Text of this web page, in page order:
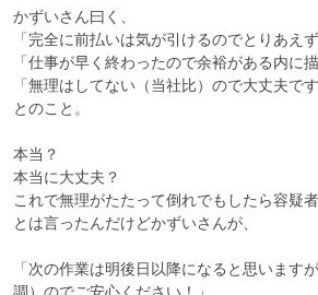
かずいさん曰く、
「完全に前払いは気が引けるのでとりあえ
「仕事が早く終わったので余裕がある内に
「無理はしてない（当社比）ので大丈夫で
とのこと。
本当？
本当に大丈夫？
これで無理がたたって倒れでもしたら容疑
とは言ったんだけどかずいさんが、
「次の作業は明後日以降になると思います
調）のでご安心ください！」